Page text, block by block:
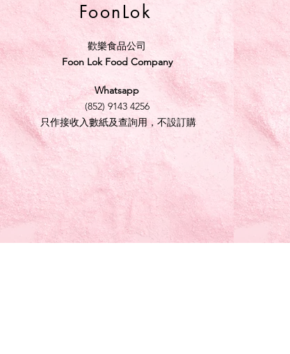
FoonLok
歡樂食品公司
Foon Lok Food Company
Whatsapp
(852) 9143 4256
只作接收入數紙及查詢用，不設訂購